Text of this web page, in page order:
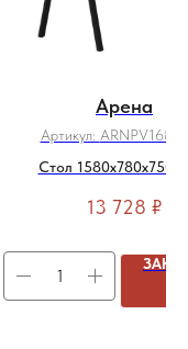
Арена
Артикул:
Стол
приставной
13 728 ₽